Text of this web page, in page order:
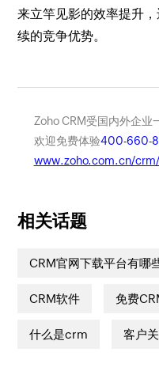
来立竿见影的效率提升
续的竞争优势。
Zoho CRM受国内外企业
欢迎免费体验400-660-
www.zoho.com.cn/crm/
相关话题
CRM官网下载平台有哪
CRM软件 免费
什么是crm 客户